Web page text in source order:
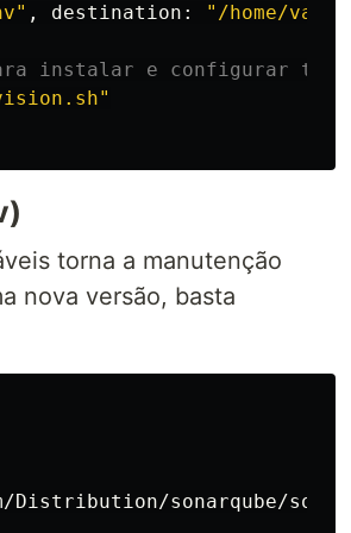
, destination: "/home/
instalar e configurar tudo
torna a manutenção
nova versão, basta